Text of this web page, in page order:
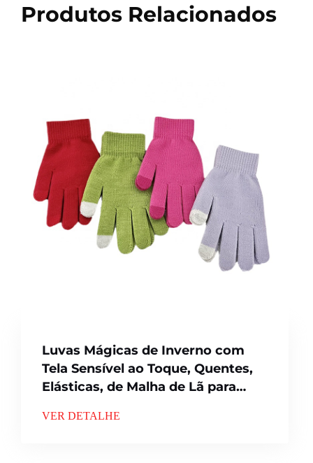
Produtos Relacionados
Luvas Mágicas de Inverno com
Tela Sensível ao Toque, Quentes,
Elásticas, de Malha de Lã para
VER DETALHE